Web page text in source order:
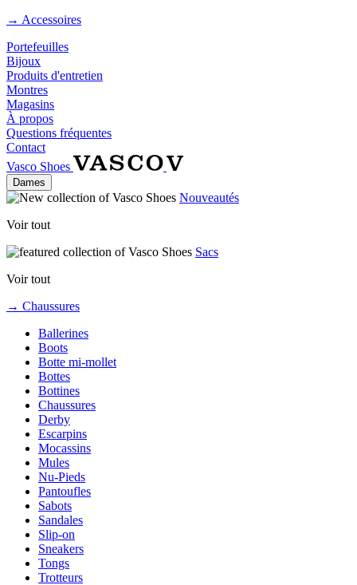
→ Accessoires
Portefeuilles
Bijoux
Produits d'entretien
Montres
Magasins
À propos
Questions fréquentes
Contact
Vasco Shoes
Dames
Nouveautés
Voir tout
Sacs
Voir tout
→ Chaussures
Ballerines
Boots
Botte mi-mollet
Bottes
Bottines
Chaussures
Derby
Escarpins
Mocassins
Mules
Nu-Pieds
Pantoufles
Sabots
Sandales
Slip-on
Sneakers
Tongs
Trotteurs